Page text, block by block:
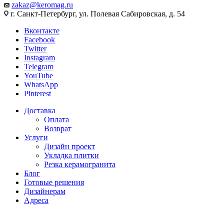
zakaz@keromag.ru
г. Санкт-Петербург, ул. Полевая Сабировская, д. 54
Вконтакте
Facebook
Twitter
Instagram
Telegram
YouTube
WhatsApp
Pinterest
Доставка
Оплата
Возврат
Услуги
Дизайн проект
Укладка плитки
Резка керамогранита
Блог
Готовые решения
Дизайнерам
Адреса